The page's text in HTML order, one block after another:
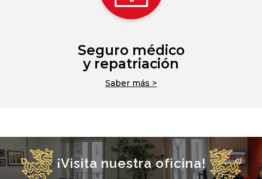
Seguro médico
y repatriación
Saber más >
¡Visita nuestra oficina!